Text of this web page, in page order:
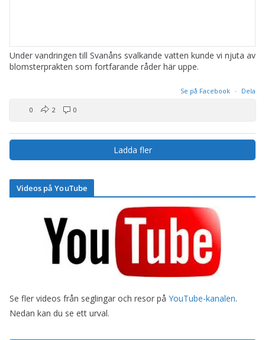
Under vandringen till Svanåns svalkande vatten kunde vi njuta av
blomsterprakten som fortfarande råder här uppe.
Se på Facebook · Dela
0 2 0
Ladda fler
Videos på YouTube
Se fler videos från seglingar och resor på YouTube-kanalen.
Nedan kan du se ett urval.